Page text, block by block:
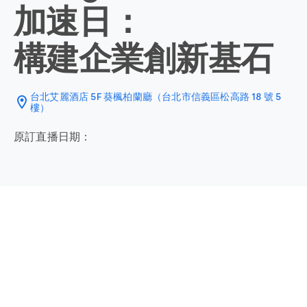
加速日：
構建企業創新基石
location_on 台北艾麗酒店 5F 葵楓柏蘭廳（台北市信義區松高路 18 號 5
樓）
原訂直播日期：